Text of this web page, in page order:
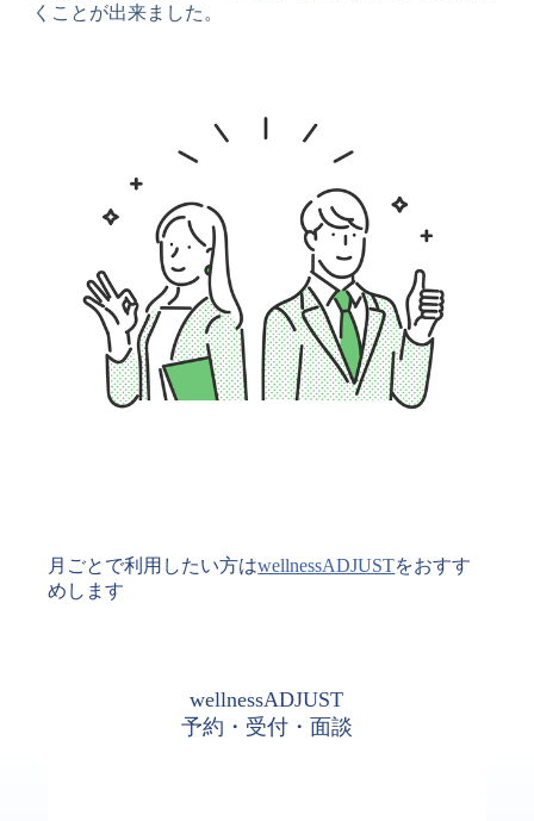
くことが出来ました。
月ごとで利用したい方はwellnessADJUSTをおすす
めします
wellnessADJUST
予約・受付・面談